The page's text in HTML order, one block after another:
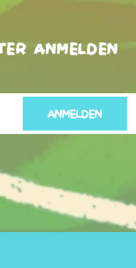
anmelden
ANMELDEN